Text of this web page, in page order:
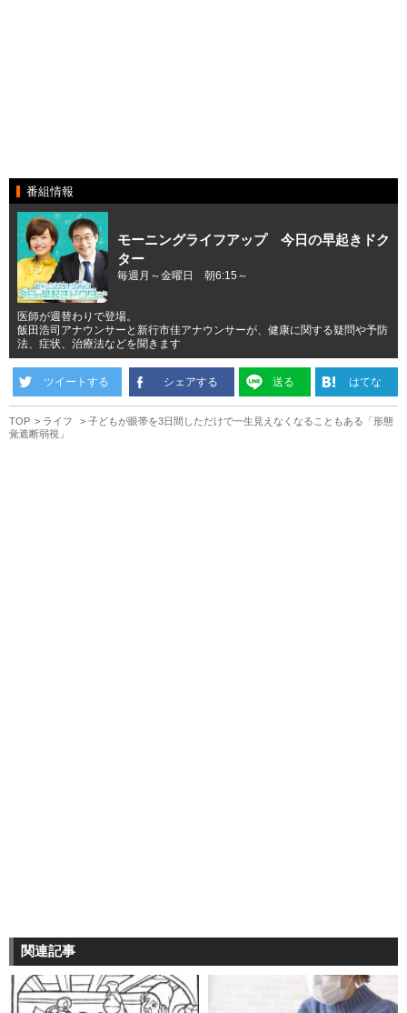
番組情報
モーニングライフアップ 今日の早起きドク
ター
毎週月～金曜日 朝6:15～
医師が週替わりで登場。
飯田浩司アナウンサーと新行市佳アナウンサーが、健康に関する疑問や予防
法、症状、治療法などを聞きます
ツイートする シェアする 送る はてな
TOP ライフ
子どもが眼帯を3日間しただけで一生見えなくなることもある「形態
覚遮断弱視」
関連記事